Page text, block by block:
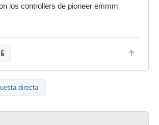
los controllers de pioneer emmm
directa